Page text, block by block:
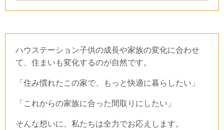
ハウステーション子供の成長や家族の変化に合わせ
て、住まいも変化するのが自然です。
「住み慣れたこの家で、もっと快適に暮らしたい」
「これからの家族に合った間取りにしたい」
そんな想いに、私たちは全力でお応えします。